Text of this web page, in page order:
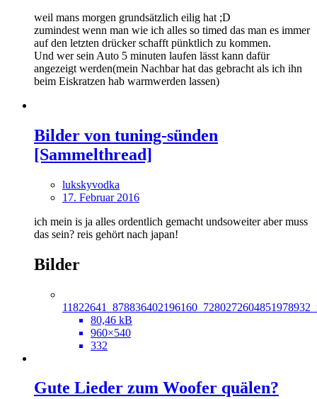
weil mans morgen grundsätzlich eilig hat ;D
zumindest wenn man wie ich alles so timed das man es immer
auf den letzten drücker schafft pünktlich zu kommen.
Und wer sein Auto 5 minuten laufen lässt kann dafür
angezeigt werden(mein Nachbar hat das gebracht als ich ihn
beim Eiskratzen hab warmwerden lassen)
Bilder von tuning-sünden
[Sammelthread]
lukskyvodka
17. Februar 2016
ich mein is ja alles ordentlich gemacht undsoweiter aber muss
das sein? reis gehört nach japan!
Bilder
80,46 kB
960×540
332
Gute Lieder zum Woofer quälen?